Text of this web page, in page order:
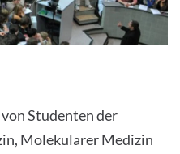
Studenten der
Molekularer Medizin